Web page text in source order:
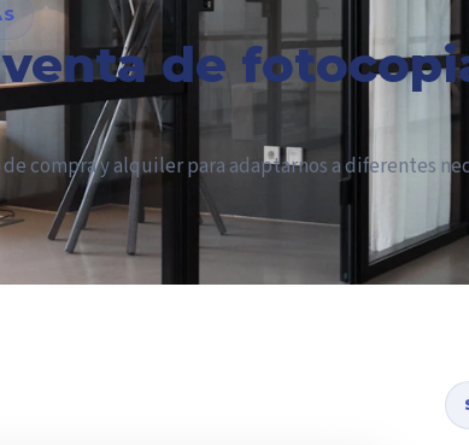
de
compra y alquiler para adaptarnos a diferentes